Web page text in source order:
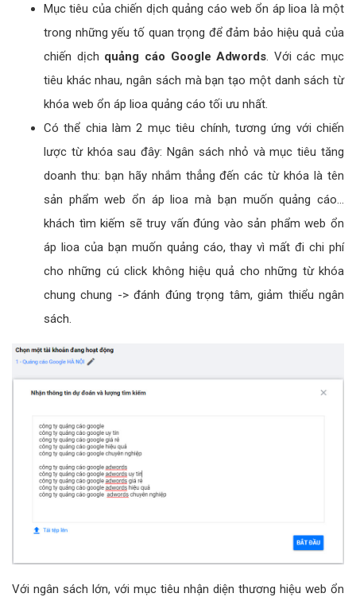
Mục tiêu của chiến dịch quảng cáo web ổn áp lioa là một
trong những yếu tố quan trọng để đảm bảo hiệu quả của
chiến dịch quảng cáo Google Adwords. Với các mục
tiêu khác nhau, ngân sách mà bạn tạo một danh sách từ
khóa web ổn áp lioa quảng cáo tối ưu nhất.
Có thể chia làm 2 mục tiêu chính, tương ứng với chiến
lược từ khóa sau đây: Ngân sách nhỏ và mục tiêu tăng
doanh thu: bạn hãy nhắm thẳng đến các từ khóa là tên
sản phẩm web ổn áp lioa mà bạn muốn quảng cáo...
khách tìm kiếm sẽ truy vấn đúng vào sản phẩm web ổn
áp lioa của bạn muốn quảng cáo, thay vì mất đi chi phí
cho những cú click không hiệu quả cho những từ khóa
chung chung -> đánh đúng trọng tâm, giảm thiểu ngân
sách.
Với ngân sách lớn, với mục tiêu nhận diện thương hiệu web ổn